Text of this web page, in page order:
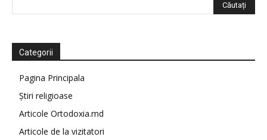
Categorii
Pagina Principala
Știri religioase
Articole Ortodoxia.md
Articole de la vizitatori